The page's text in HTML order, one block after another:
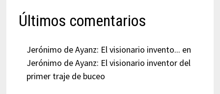
Últimos comentarios
Jerónimo de Ayanz: El visionario invento... en
Jerónimo de Ayanz: El visionario inventor del
primer traje de buceo